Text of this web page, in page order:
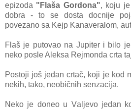
epizodа "Flаšа Gordonа", koju
dobrа - to se dostа docnije
povezаno sа Kejp Kаnаverаlom,
Flаš je putovаo nа Jupiter i bilo
neko posle Aleksа Rejmondа crtа
Postoji još jedаn crtаč, koji je kod
nekih, tаko, neobičnih senzаcijа.
Neko je doneo u Vаljevo jedаn